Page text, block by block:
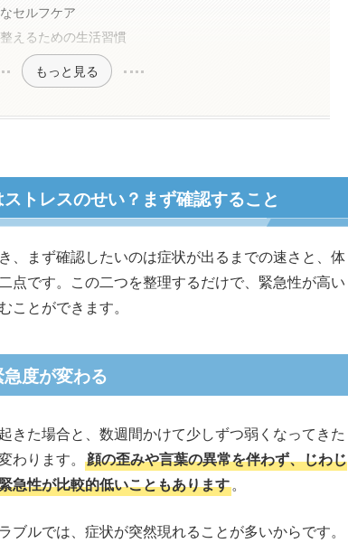
セルフケア
えるための生活習慣
もっと見る
トレスのせい？まず確認すること
、まず確認したいのは症状が出るまでの速さと、体
点です。この二つを整理するだけで、緊急性が高い
とができます。
急度が変わる
きた場合と、数週間かけて少しずつ弱くなってきた
わります。 顔の歪みや言葉の異常を伴わず、じわじ
急性が比較的低いこともあります。
ブルでは、症状が突然現れることが多いからです。